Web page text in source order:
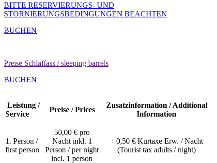
BITTE RESERVIERUNGS- UND
STORNIERUNGSBEDINGUNGEN BEACHTEN
BUCHEN
Preise Schlaffass / sleeping barrels
BUCHEN
Leistung /
Service
Preise /Prices
Zusatzinformation / Additional
Information
1. Person /
first person
50,00 € pro
Nacht inkl. 1
Person / per night
incl. 1 person
+ 0,50 € Kurtaxe Erw. / Nacht
(Tourist tax adults / night)